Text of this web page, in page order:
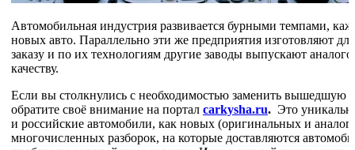
Автомобильная индустрия развивается бурными темпами,
новых авто. Параллельно эти же предприятия изготовляют
заказу и по их технологиям другие заводы выпускают
качеству.
Если вы столкнулись с необходимостью заменить вышедшую
обратите своё внимание на портал carkysha.ru. Это
и российские автомобили, как новых (оригинальных и
многочисленных разборок, на которые доставляются